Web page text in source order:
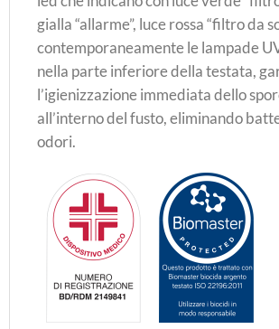
gialla “allarme”, luce rossa “filtro da
contemporaneamente le lampade
nella parte inferiore della testata,
l’igienizzazione immediata dello
all’interno del fusto, eliminando
odori.